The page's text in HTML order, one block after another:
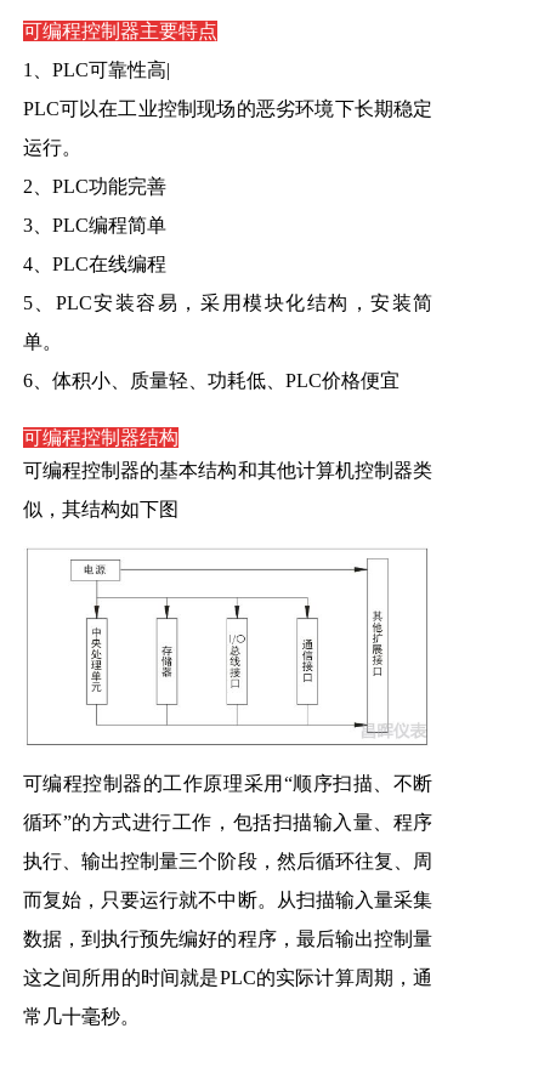
可编程控制器主要特点
1、PLC可靠性高|
PLC可以在工业控制现场的恶劣环境下长期稳定
运行。
2、PLC功能完善
3、PLC编程简单
4、PLC在线编程
5、PLC安装容易，采用模块化结构，安装简
单。
6、体积小、质量轻、功耗低、PLC价格便宜
可编程控制器结构
可编程控制器的基本结构和其他计算机控制器类
似，其结构如下图
可编程控制器的工作原理采用“顺序扫描、不断
循环”的方式进行工作，包括扫描输入量、程序
执行、输出控制量三个阶段，然后循环往复、周
而复始，只要运行就不中断。从扫描输入量采集
数据，到执行预先编好的程序，最后输出控制量
这之间所用的时间就是PLC的实际计算周期，通
常几十毫秒。